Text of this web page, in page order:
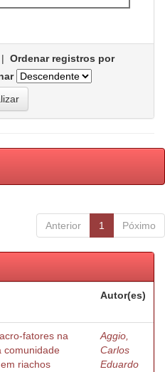
| Ordenar registros por
Anterior 1 Póximo
Autor(es)
fatores na
comunidade
riachos
Aggio,
Carlos
Eduardo